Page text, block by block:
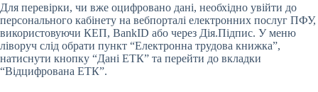
Для перевірки, чи вже оцифровано дані, необхідно увійти до
персонального кабінету на вебпорталі електронних послуг ПФУ,
використовуючи КЕП, BankID або через Дія.Підпис. У меню
ліворуч слід обрати пункт “Електронна трудова книжка”,
натиснути кнопку “Дані ЕТК” та перейти до вкладки
“Відцифрована ЕТК”.